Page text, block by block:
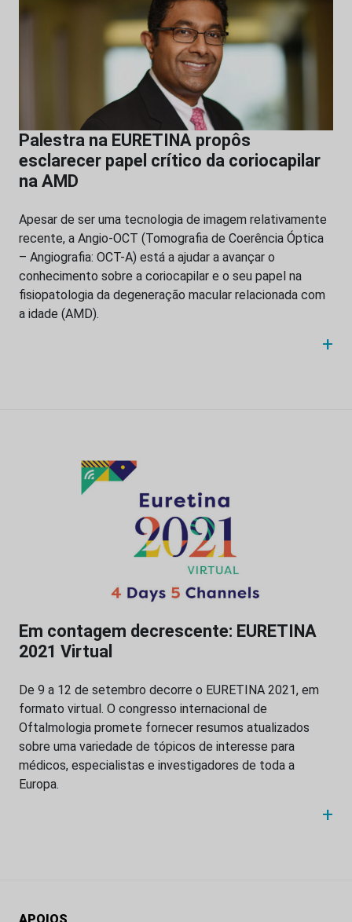
Palestra na EURETINA propôs
esclarecer papel crítico da coriocapilar
na AMD
Apesar de ser uma tecnologia de imagem relativamente
recente, a Angio-OCT (Tomografia de Coerência Óptica
– Angiografia: OCT-A) está a ajudar a avançar o
conhecimento sobre a coriocapilar e o seu papel na
fisiopatologia da degeneração macular relacionada com
a idade (AMD).
+
Em contagem decrescente: EURETINA
2021 Virtual
De 9 a 12 de setembro decorre o EURETINA 2021, em
formato virtual. O congresso internacional de
Oftalmologia promete fornecer resumos atualizados
sobre uma variedade de tópicos de interesse para
médicos, especialistas e investigadores de toda a
Europa.
+